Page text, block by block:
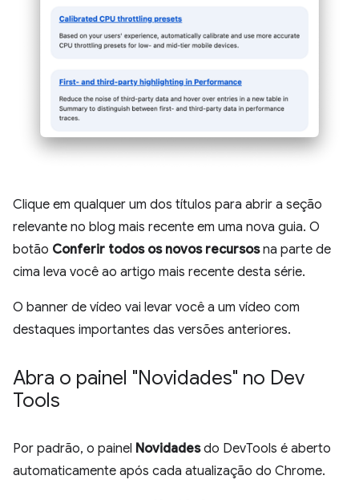
Clique em qualquer um dos títulos para abrir a seção
relevante no blog mais recente em uma nova guia. O
botão Conferir todos os novos recursosna parte de
cima leva você ao artigo mais recente desta série.
O banner de vídeo vai levar você a um vídeo com
destaques importantes das versões anteriores.
Abra o painel "Novidades" no Dev
Tools
Por padrão, o painel Novidadesdo DevTools é aberto
automaticamente após cada atualização do Chrome.